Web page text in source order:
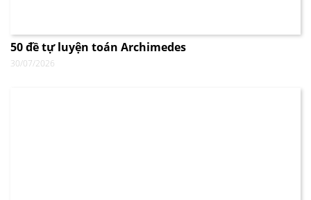
50 đề tự luyện toán Archimedes
30/07/2026